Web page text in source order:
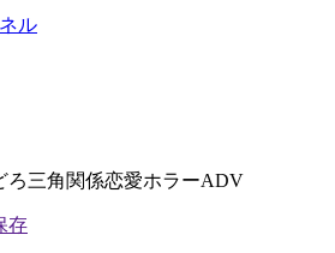
ろ三角関係恋愛ホラーADV